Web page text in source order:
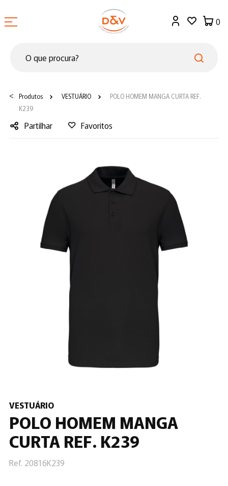
0
< Produtos VESTUÁRIO
POLO HOMEM MANGA CURTA REF.
K239
Partilhar
Favoritos
VESTUÁRIO
POLO HOMEM MANGA
CURTA REF. K239
Ref. 20816K239